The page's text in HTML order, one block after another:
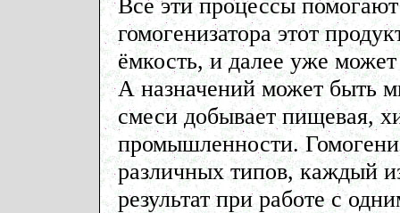
Все эти процессы
гомогенизатора этот
ёмкость, и далее уже
А назначений может быть
смеси добывает пищевая,
промышленности.
различных типов, каждый
результат при работе с